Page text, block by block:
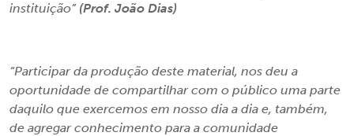
instituição” (Prof. João Dias)
“Participar da produção deste material, nos deu a
oportunidade de compartilhar com o público uma parte
daquilo que exercemos em nosso dia a dia e, também,
de agregar conhecimento para a comunidade